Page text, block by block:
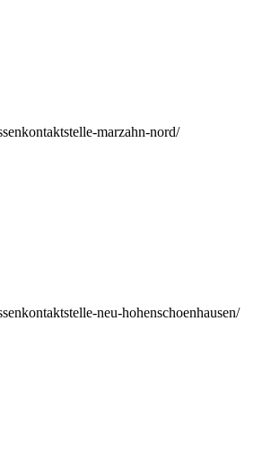
marzahn-nord/
neu-hohenschoenhausen/